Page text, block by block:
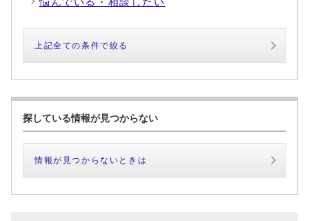
上記全ての条件で絞る
探している情報が見つからない
情報が見つからないときは